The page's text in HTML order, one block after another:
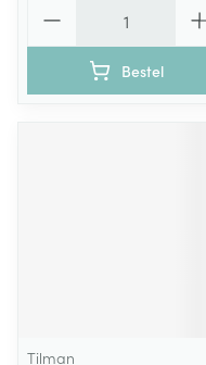
Bestel
Tilman